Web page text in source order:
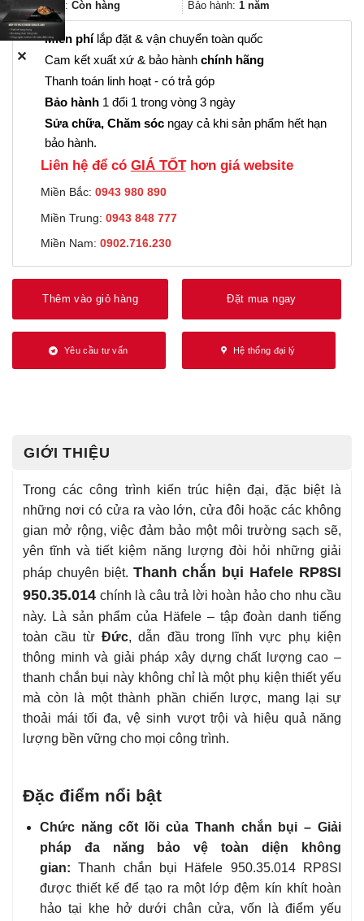
Trạng thái: Còn hàng Bảo hành: 1 năm
Miễn phílắp đặt & vận chuyển toàn quốc
Cam kết xuất xứ & bảo hành chính hãng
Thanh toán linh hoạt - có trả góp
Bảo hành 1 đổi 1 trong vòng 3 ngày
Sửa chữa, Chăm sóc ngay cả khi sản phẩm hết hạn
bảo hành.
Liên hệ để có GIÁ TỐThơn giá website
Miền Bắc: 0943 980 890
Miền Trung: 0943 848 777
Miền Nam: 0902.716.230
Thêm vào giỏ hàng Đặt mua ngay
Yêu cầu tư vấn Hệ thống đại lý
GIỚI THIỆU
Trong các công trình kiến trúc hiện đại, đặc biệt là
những nơi có cửa ra vào lớn, cửa đôi hoặc các không
gian mở rộng, việc đảm bảo một môi trường sạch sẽ,
yên tĩnh và tiết kiệm năng lượng đòi hỏi những giải
pháp chuyên biệt. Thanh chắn bụi Hafele RP8SI
950.35.014 chính là câu trả lời hoàn hảo cho nhu cầu
này. Là sản phẩm của Häfele – tập đoàn danh tiếng
toàn cầu từ Đức, dẫn đầu trong lĩnh vực phụ kiện
thông minh và giải pháp xây dựng chất lượng cao –
thanh chắn bụi này không chỉ là một phụ kiện thiết yếu
mà còn là một thành phần chiến lược, mang lại sự
thoải mái tối đa, vệ sinh vượt trội và hiệu quả năng
lượng bền vững cho mọi công trình.
Đặc điểm nổi bật
Chức năng cốt lõi của Thanh chắn bụi – Giải
pháp đa năng bảo vệ toàn diện không
gian: Thanh chắn bụi Häfele 950.35.014 RP8SI
được thiết kế để tạo ra một lớp đệm kín khít hoàn
hảo tại khe hở dưới chân cửa, vốn là điểm yếu
✕